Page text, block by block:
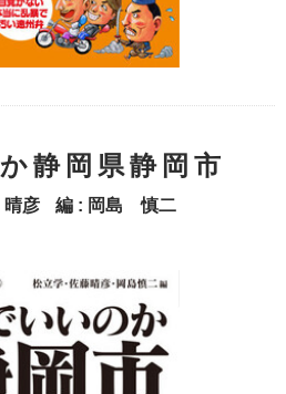
静岡県静岡市
彦 編 : 岡島 慎二